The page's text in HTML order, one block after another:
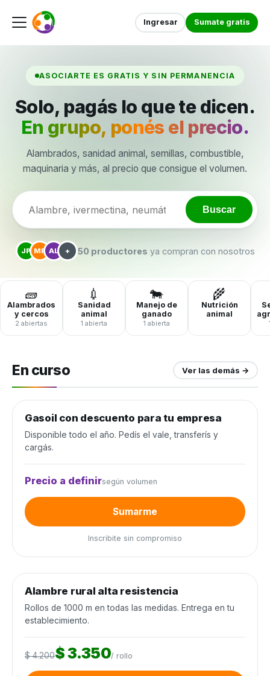
Ingresar Sumate gratis
ASOCIARTE ES GRATIS Y SIN PERMANENCIA
Solo, pagás lo que te dicen.
En grupo, ponés el precio.
Alambrados, sanidad animal, semillas, combustible,
maquinaria y más, al precio que consigue el volumen.
Buscar
JP MR AL + 50 productores ya compran con nosotros
🧱
Alambrados
y cercos
2 abiertas
💉
Sanidad
animal
1 abierta
🐄
Manejo de
ganado
1 abierta
🌾
Nutrición
animal
En curso Ver las demás →
Combustible y lubricantes
Gasoil con descuento para tu empresa
Disponible todo el año. Pedís el vale, transferís y
cargás.
Precio a definirsegún volumen
Sumarme
Inscribite sin compromiso
Alambrados y cercos
Alambre rural alta resistencia
Rollos de 1000 m en todas las medidas. Entrega en tu
establecimiento.
$ 4.200$ 3.350/ rollo